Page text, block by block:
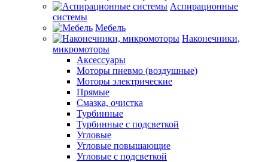
Аспирационные
системы
Мебель
Наконечники,
микромоторы
Аксессуары
Моторы пневмо (воздушные)
Моторы электрические
Прямые
Смазка, очистка
Турбинные
Турбинные с подсветкой
Угловые
Угловые повышающие
Угловые с подсветкой